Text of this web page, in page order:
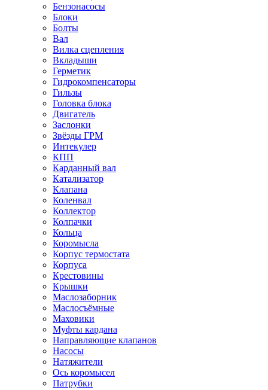
Бензонасосы
Блоки
Болты
Вал
Вилка сцепления
Вкладыши
Герметик
Гидрокомпенсаторы
Гильзы
Головка блока
Двигатель
Заслонки
Звёзды ГРМ
Интекулер
КПП
Карданный вал
Катализатор
Клапана
Коленвал
Коллектор
Колпачки
Кольца
Коромысла
Корпус термостата
Корпуса
Крестовины
Крышки
Маслозаборник
Маслосъёмные
Маховики
Муфты кардана
Направляющие клапанов
Насосы
Натяжители
Ось коромысел
Патрубки